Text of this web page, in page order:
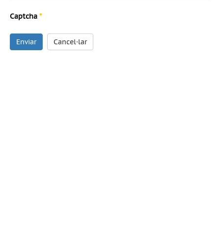
Captcha *
Enviar Cancel·lar